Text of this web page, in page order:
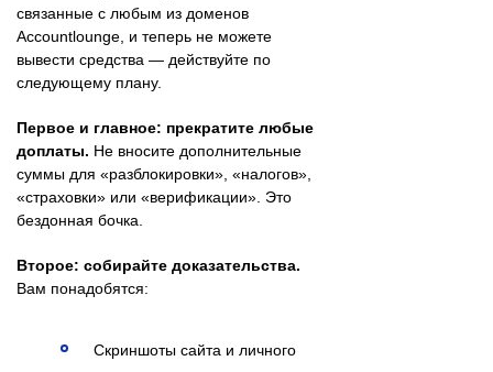
связанные с любым из доменов
Accountlounge, и теперь не можете
вывести средства — действуйте по
следующему плану.
Первое и главное: прекратите любые
доплаты. Не вносите дополнительные
суммы для «разблокировки», «налогов»,
«страховки» или «верификации». Это
бездонная бочка.
Второе: собирайте доказательства.
Вам понадобятся:
Скриншоты сайта и личного